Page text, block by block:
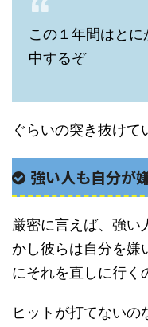
この１年間はと
中するぞ
ぐらいの突き抜けて
強い人も自分が
厳密に言えば、強い
かし彼らは自分を嫌
にそれを直しに行く
ヒットが打てないの